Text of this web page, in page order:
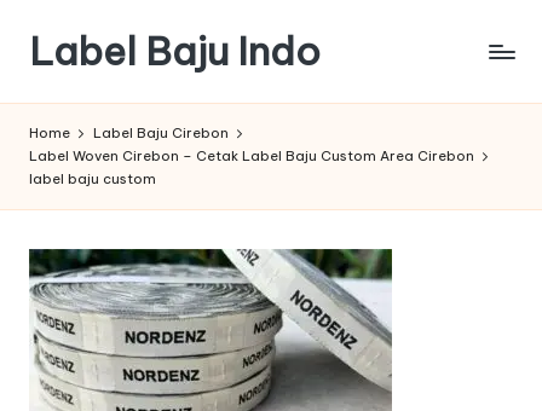
content
Label Baju Indo
Home
Label Baju Cirebon
Label Woven Cirebon – Cetak Label Baju Custom Area Cirebon
label baju custom